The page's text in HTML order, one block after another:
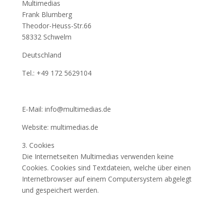
Multimedias
Frank Blumberg
Theodor-Heuss-Str.66
58332 Schwelm
Deutschland
Tel.: +49 172 5629104
E-Mail: info@multimedias.de
Website: multimedias.de
3. Cookies
Die Internetseiten Multimedias verwenden keine
Cookies. Cookies sind Textdateien, welche über einen
Internetbrowser auf einem Computersystem abgelegt
und gespeichert werden.